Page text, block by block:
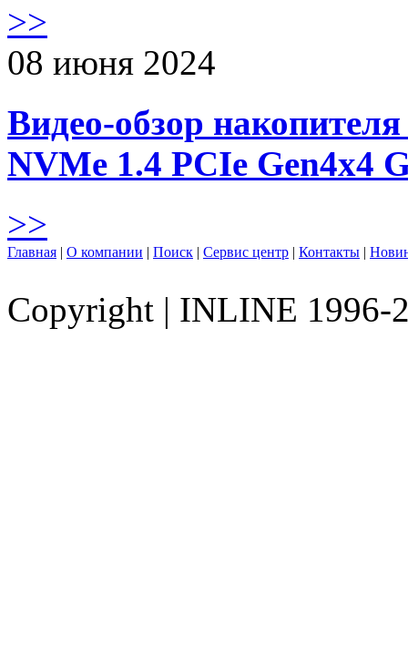
>>
08 июня 2024
Видео-обзор
NVMe 1.4 PCIe Gen4х4
>>
Главная | О компании | Поиск | Сервис центр | Контакты |
Copyright | INLINE 1996-